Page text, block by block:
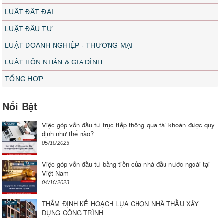
LUẬT ĐẤT ĐAI
LUẬT ĐẦU TƯ
LUẬT DOANH NGHIỆP - THƯƠNG MẠI
LUẬT HÔN NHÂN & GIA ĐÌNH
TỔNG HỢP
Nổi Bật
Việc góp vốn đầu tư trực tiếp thông qua tài khoản được quy
định như thế nào?
05/10/2023
Việc góp vốn đầu tư bằng tiền của nhà đầu nước ngoài tại
Việt Nam
04/10/2023
THẨM ĐỊNH KẾ HOẠCH LỰA CHỌN NHÀ THẦU XÂY
DỰNG CÔNG TRÌNH